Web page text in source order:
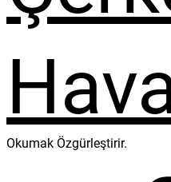
Okumak Özgürleştirir.